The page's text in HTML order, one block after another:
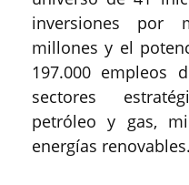
inversiones por
millones y el
197.000 empleos
sectores
petróleo y gas,
energías renovables.